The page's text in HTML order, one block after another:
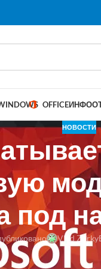
OFFICEИНФО
НОВОСТИ
под
Vlad Zorky
Microsoft с
в индустрии